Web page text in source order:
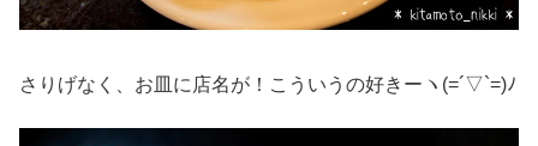
さりげなく、お皿に店名が！こういうの好きーヽ(=´▽`=)ﾉ